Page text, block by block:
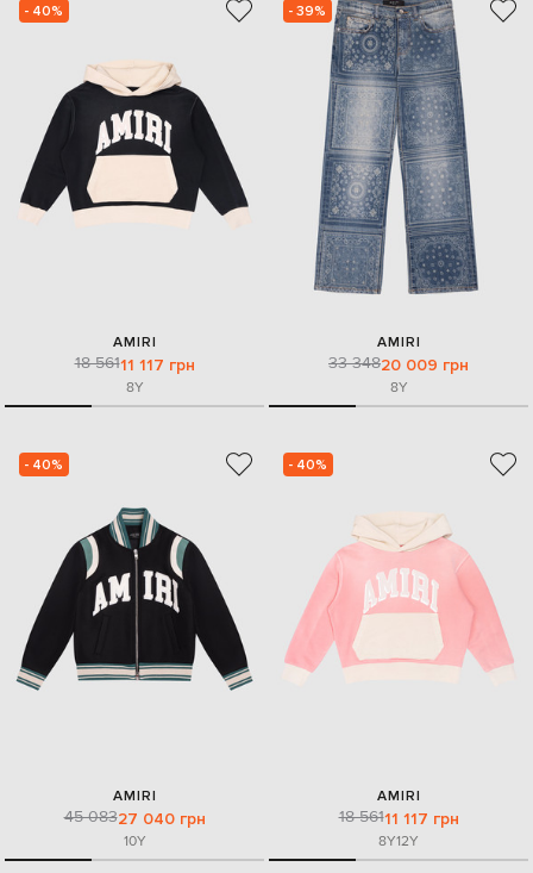
- 40%
AMIRI
18 56111 117 грн
8Y
- 39%
AMIRI
33 34820 009 грн
8Y
- 40%
AMIRI
45 08327 040 грн
10Y
- 40%
AMIRI
18 56111 117 грн
8Y12Y